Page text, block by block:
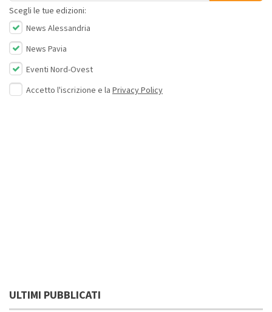
Scegli le tue edizioni:
News Alessandria
News Pavia
Eventi Nord-Ovest
Accetto l'iscrizione e la Privacy Policy
ULTIMI PUBBLICATI